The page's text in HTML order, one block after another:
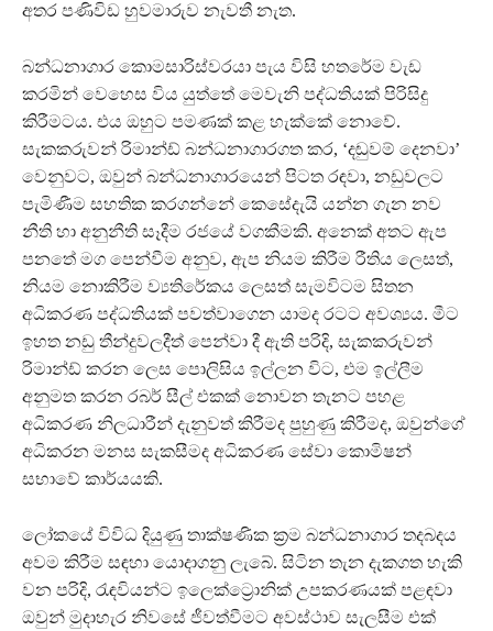
අතර පණිවිඩ හුවමාරුව නැවතී නැත.
බන්ධනාගාර කොමසාරිස්වරයා පැය විසි හතරේම වැඩ
කරමින් වෙහෙස විය යුත්තේ මෙවැනි පද්ධතියක් පිරිසිදු
කිරීමටය. එය ඔහුට පමණක් කළ හැක්කේ නොවේ.
සැකකරුවන් රිමාන්ඩ් බන්ධනාගාරගත කර, ‘දඬුවම් දෙනවා’
වෙනුවට, ඔවුන් බන්ධනාගාරයෙන් පිටත රඳවා, නඩුවලට
පැමිණීම සහතික කරගන්නේ කෙසේදැයි යන්න ගැන නව
නීති හා අනුනීති සෑදීම රජයේ වගකීමකි. අනෙක් අතට ඇප
පනතේ මග පෙන්වීම අනුව, ඇප නියම කිරීම රීතිය ලෙසත්,
නියම නොකිරීම ව්‍යතිරේකය ලෙසත් සැමවිටම සිතන
අධිකරණ පද්ධතියක් පවත්වාගෙන යාමද රටට අවශ්‍යය. මීට
ඉහත නඩු තීන්දුවලදීත් පෙන්වා දී ඇති පරිදි, සැකකරුවන්
රිමාන්ඩ් කරන ලෙස පොලිසිය ඉල්ලන විට, එම ඉල්ලීම
අනුමත කරන රබර් සීල් එකක් නොවන තැනට පහළ
අධිකරණ නිලධාරීන් දැනුවත් කිරීමද පුහුණු කිරීමද, ඔවුන්ගේ
අධිකරන මනස සැකසීමද අධිකරණ සේවා කොමිෂන්
සභාවේ කාර්යයකි.
ලෝකයේ විවිධ දියුණු තාක්ෂණික ක්‍රම බන්ධනාගාර තදබදය
අවම කිරීම සඳහා යොදාගනු ලැබේ. සිටින තැන දැකගත හැකි
වන පරිදි, රැඳවියන්ට ඉලෙක්ට්‍රොනික් උපකරණයක් පළඳවා
ඔවුන් මුදාහැර නිවසේ ජීවත්වීමට අවස්ථාව සැලසීම එක්